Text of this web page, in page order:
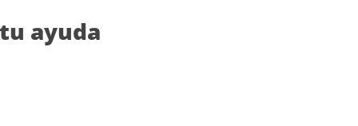
ayuda